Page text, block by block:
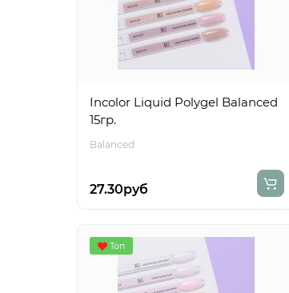
Incolor Liquid Polygel Balanced
15гр.
Balanced
27.30руб
Топ